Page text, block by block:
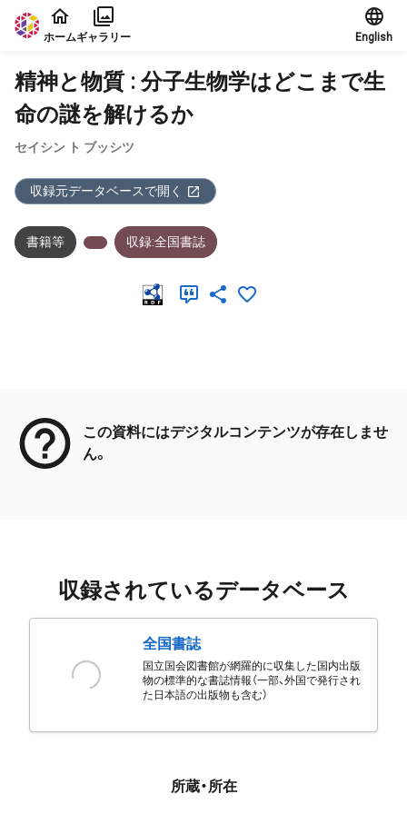
本文に飛ぶ
ホームギャラリー English
精神と物質 : 分子生物学はどこまで生
命の謎を解けるか
セイシン ト ブッシツ
収録元データベースで開く
書籍等 収録:全国書誌
この資料にはデジタルコンテンツが存在しませ
ん。
収録されているデータベース
全国書誌
国立国会図書館が網羅的に収集した国内出版
物の標準的な書誌情報（一部、外国で発行され
た日本語の出版物も含む）
所蔵・所在